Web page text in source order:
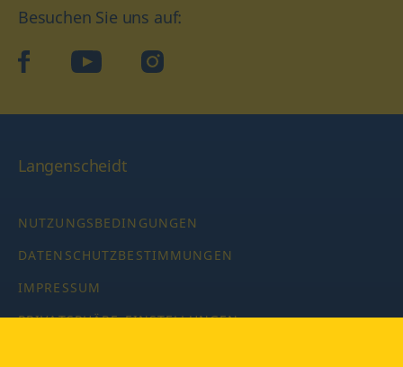
Besuchen Sie uns auf:
facebookYouTube Instagram
Langenscheidt
NUTZUNGSBEDINGUNGEN
DATENSCHUTZBESTIMMUNGEN
IMPRESSUM
PRIVATSPHÄRE-EINSTELLUNGEN